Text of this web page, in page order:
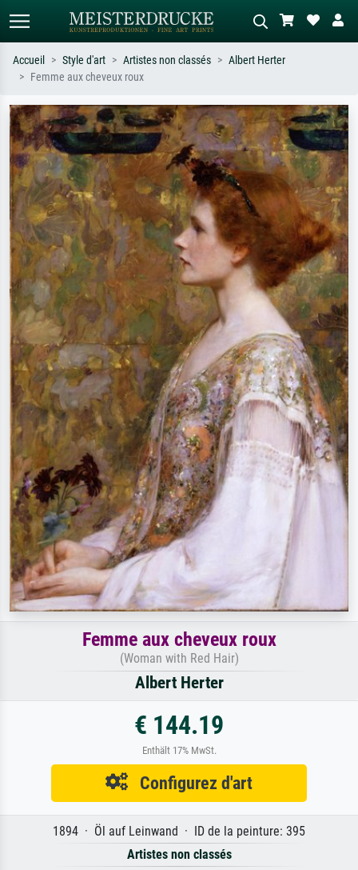
Recherchez par artiste, titre ou style –
ex. Monet, Nuit étoilée,
impressionnisme, vague de Hokusai,
nu.
Décrivez la scène – ex. prairie verte,
abstrait avec beaucoup de rouge,
tableau sombre, nu debout près d'un
arbre.
Accueil Style d'art Artistes non classés
Albert Herter
Femme aux cheveux roux
Femme aux cheveux roux
(Woman with Red Hair)
Albert Herter
€ 144.19
Enthält 17% MwSt.
Configurez d'art
1894 · Öl auf Leinwand · ID de la peinture: 395
Artistes non classés